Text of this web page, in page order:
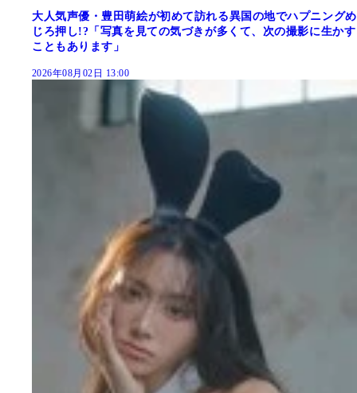
大人気声優・豊田萌絵が初めて訪れる異国の地でハプニングめ
じろ押し!?「写真を見ての気づきが多くて、次の撮影に生かす
こともあります」
2026年08月02日 13:00